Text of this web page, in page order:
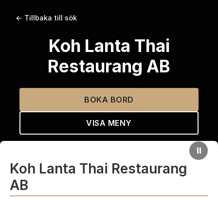
← Tillbaka till sök
Koh Lanta Thai
Restaurang AB
BOKA BORD
VISA MENY
⏸
Koh Lanta Thai Restaurang
AB